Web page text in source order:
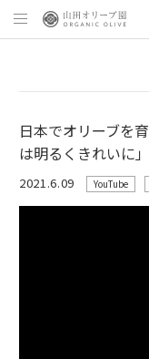
日本でオリーブを
は明るくきれいに」
2021.6.09 YouTube